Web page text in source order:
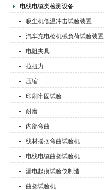
电线电缆类检测设备
吸尘机低温冲击试验装置
汽车充电枪机械负荷试验装置
电阻夹具
拉扭力
压缩
印刷牢固试验
耐磨
内部弯曲
线材摇摆弯曲试验机
电线电缆曲挠试验机
漏电起痕试验仪制造
曲挠试验机